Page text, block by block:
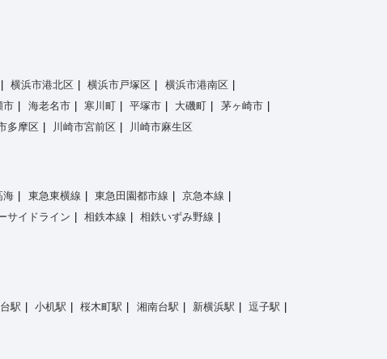
横浜市港北区 横浜市戸塚区
横浜市港南区
市 海老名市 寒川町 平塚市 大磯町
茅ヶ崎市
多摩区 川崎市宮前区 川崎市麻生区
海 東急東横線 東急田園都市線
京急本線
サイドライン 相鉄本線
相鉄いずみ野線
駅 小机駅 桜木町駅 湘南台駅 新横浜駅
逗子駅